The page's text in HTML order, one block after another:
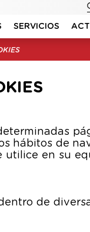
SERVICIOS
hábitos de
en su
de